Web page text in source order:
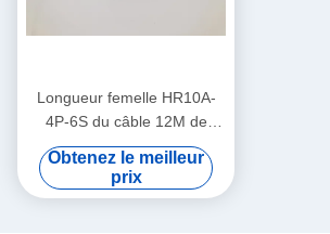
Longueur femelle HR10A-
4P-6S du câble 12M de
connexion de caméra de Pin
de 6 garantie de 1 an
Obtenez le meilleur
prix